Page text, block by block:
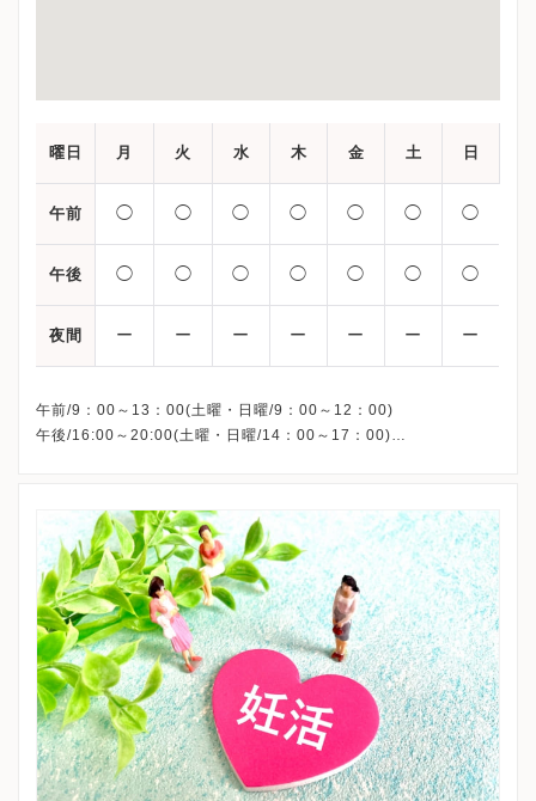
曜日 月 火 水 木 金 土 日
午前 ◯ ◯ ◯ ◯ ◯ ◯ ◯
午後 ◯ ◯ ◯ ◯ ◯ ◯ ◯
夜間 ー ー ー ー ー ー ー
午前/9：00～13：00(土曜・日曜/9：00～12：00)
午後/16:00～20:00(土曜・日曜/14：00～17：00)